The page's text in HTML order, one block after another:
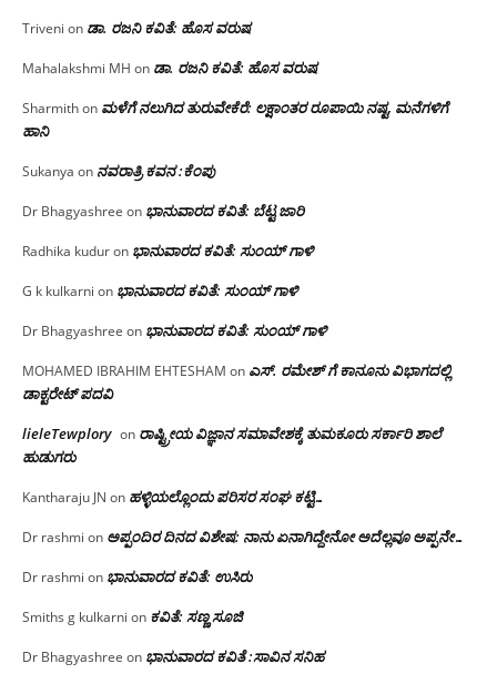
Triveni on ಡಾ. ರಜನಿ ಕವಿತೆ: ಹೊಸ ವರುಷ
Mahalakshmi MH on ಡಾ. ರಜನಿ ಕವಿತೆ: ಹೊಸ ವರುಷ
Sharmithon ಮಳೆಗೆ ನಲುಗಿದ ತುರುವೇಕೆರೆ: ಲಕ್ಷಾಂತರ ರೂಪಾಯಿ ನಷ್ಟ, ಮನೆಗಳಿಗೆ
ಹಾನಿ
Sukanya on ನವರಾತ್ರಿ ಕವನ :ಕೆಂಪು
Dr Bhagyashree on ಭಾನುವಾರದ ಕವಿತೆ: ಬೆಟ್ಟ ಜಾರಿ
Radhika kuduron ಭಾನುವಾರದ ಕವಿತೆ: ಸುಂಯ್ ಗಾಳಿ
G k kulkarni on ಭಾನುವಾರದ ಕವಿತೆ: ಸುಂಯ್ ಗಾಳಿ
Dr Bhagyashree on ಭಾನುವಾರದ ಕವಿತೆ: ಸುಂಯ್ ಗಾಳಿ
MOHAMED IBRAHIM EHTESHAM on ಎಸ್. ರಮೇಶ್ ಗೆ ಕಾನೂನು ವಿಭಾಗದಲ್ಲಿ
ಡಾಕ್ಟರೇಟ್ ಪದವಿ
lieleTewplory on ರಾಷ್ಟ್ರೀಯ ವಿಜ್ಞಾನ ಸಮಾವೇಶಕ್ಕೆ‌ ತುಮಕೂರು ಸರ್ಕಾರಿ ಶಾಲೆ
ಹುಡುಗರು
Kantharaju JN on ಹಳ್ಳಿಯಲ್ಲೊಂದು ಪರಿಸರ ಸಂಘ ಕಟ್ಟಿ…
Dr rashmi on ಅಪ್ಪಂದಿರ ದಿನದ ವಿಶೇಷ: ನಾನು ಏನಾಗಿದ್ದೇನೋ‌ ಅದೆಲ್ಲವೂ ಅಪ್ಪನೇ…
Dr rashmi on ಭಾನುವಾರದ ಕವಿತೆ: ಉಸಿರು
Smiths g kulkarni on ಕವಿತೆ: ಸಣ್ಣ ಸೂಜಿ
Dr Bhagyashree on ಭಾನುವಾರದ ಕವಿತೆ :ಸಾವಿನ ಸನಿಹ